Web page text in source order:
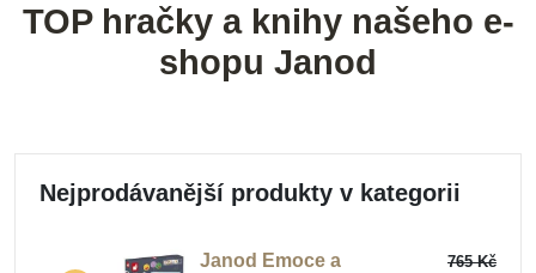
TOP hračky a knihy našeho e-
shopu Janod
Nejprodávanější produkty v kategorii
Janod Emoce a
765 Kč